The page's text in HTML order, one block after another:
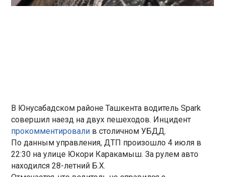
В Юнусабадском районе Ташкента водитель Spark
совершил наезд на двух пешеходов. Инцидент
прокомментировали в столичном УБДД.
По данным управления, ДТП произошло 4 июля в
22:30 на улице Юкори Каракамыш. За рулем авто
находился 28-летний Б.Х.